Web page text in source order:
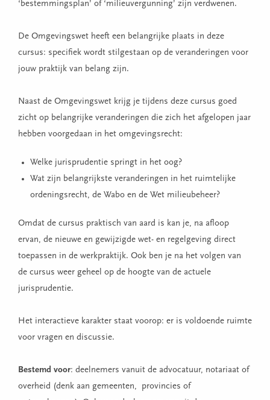
‘bestemmingsplan’ of ‘milieuvergunning’ zijn verdwenen.
De Omgevingswet heeft een belangrijke plaats in deze
cursus: specifiek wordt stilgestaan op de veranderingen voor
jouw praktijk van belang zijn.
Naast de Omgevingswet krijg je tijdens deze cursus goed
zicht op belangrijke veranderingen die zich het afgelopen jaar
hebben voorgedaan in het omgevingsrecht:
Welke jurisprudentie springt in het oog?
Wat zijn belangrijkste veranderingen in het ruimtelijke
ordeningsrecht, de Wabo en de Wet milieubeheer?
Omdat de cursus praktisch van aard is kan je, na afloop
ervan, de nieuwe en gewijzigde wet- en regelgeving direct
toepassen in de werkpraktijk. Ook ben je na het volgen van
de cursus weer geheel op de hoogte van de actuele
jurisprudentie.
Het interactieve karakter staat voorop: er is voldoende ruimte
voor vragen en discussie.
Bestemd voor: deelnemers vanuit de advocatuur, notariaat of
overheid (denk aan gemeenten, provincies of